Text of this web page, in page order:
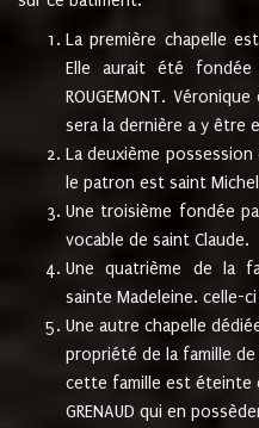
La première chapelle
Elle aurait été
ROUGEMONT. Véronique
sera la dernière a y être
La deuxième possession
le patron est saint
Une troisième fondée
vocable de saint Claude.
Une quatrième de la
sainte Madeleine. celle-
Une autre chapelle
propriété de la famille de
cette famille est éteinte
GRENAUD qui en